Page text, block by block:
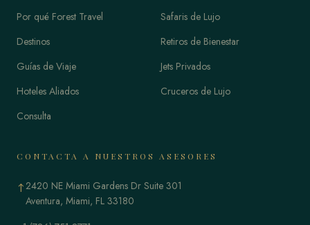
Por qué Forest Travel
Destinos
Guías de Viaje
Hoteles Aliados
Consulta
Safaris de Lujo
Retiros de Bienestar
Jets Privados
Cruceros de Lujo
CONTACTA A NUESTROS ASESORES
↑2420 NE Miami Gardens Dr Suite 301
Aventura, Miami, FL 33180